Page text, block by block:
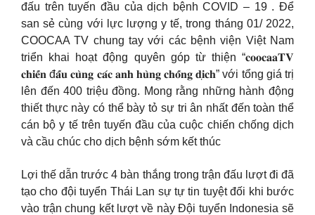
đấu trên tuyến đầu của dịch bệnh COVID – 19 . Để
san sẻ cùng với lực lượng y tế, trong tháng 01/ 2022,
COOCAA TV chung tay với các bệnh viện Việt Nam
triển khai hoạt động quyên góp từ thiện “𝐜𝐨𝐨𝐜𝐚𝐚𝐓𝐕
𝐜𝐡𝐢𝐞̂́𝐧 đ𝐚̂́𝐮 𝐜𝐮̀𝐧𝐠 𝐜𝐚́𝐜 𝐚𝐧𝐡 𝐡𝐮̀𝐧𝐠 𝐜𝐡𝐨̂́𝐧𝐠 𝐝𝐢̣𝐜𝐡” với tổng giá trị
lên đến 400 triệu đồng. Mong rằng những hành động
thiết thực này có thể bày tỏ sự tri ân nhất đến toàn thể
cán bộ y tế trên tuyến đầu của cuộc chiến chống dịch
và cầu chúc cho dịch bệnh sớm kết thúc
Lợi thế dẫn trước 4 bàn thắng trong trận đấu lượt đi đã
tạo cho đội tuyển Thái Lan sự tự tin tuyệt đối khi bước
vào trận chung kết lượt về này Đội tuyển Indonesia sẽ